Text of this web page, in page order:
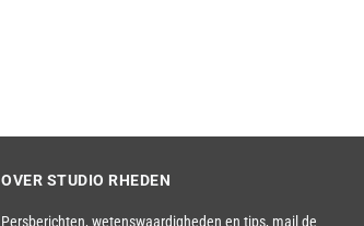
OVER STUDIO RHEDEN
Persberichten, wetenswaardigheden en tips, mail de